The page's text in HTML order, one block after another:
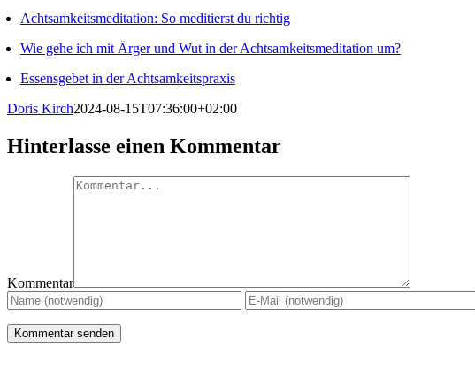
Achtsamkeitsmeditation: So meditierst du richtig
Wie gehe ich mit Ärger und Wut in der Achtsamkeitsmeditation um?
Essensgebet in der Achtsamkeitspraxis
Doris Kirch2024-08-15T07:36:00+02:00
Hinterlasse einen Kommentar
Kommentar